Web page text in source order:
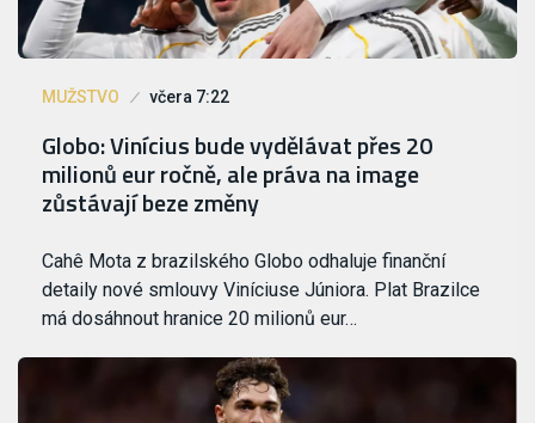
MUŽSTVO včera 7:22
Globo: Vinícius bude vydělávat přes 20
milionů eur ročně, ale práva na image
zůstávají beze změny
Cahê Mota z brazilského Globo odhaluje finanční
detaily nové smlouvy Viníciuse Júniora. Plat Brazilce
má dosáhnout hranice 20 milionů eur…